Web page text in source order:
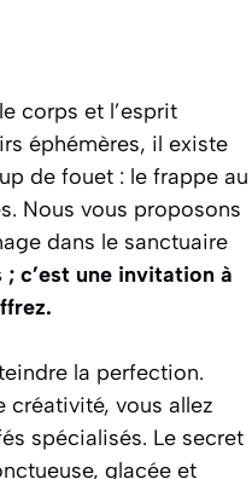
corps et l’esprit
éphémères, il existe
de fouet : le frappe au
Nous vous proposons
dans le sanctuaire
c’est une invitation à
la perfection.
créativité, vous allez
spécialisés. Le secret
glacée et